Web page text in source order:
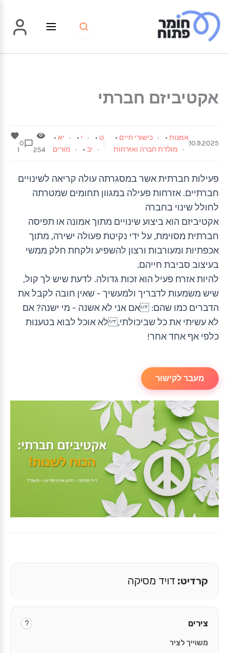
לתוכן
אקטיביזם חברתי
10.9.2025
אמנות• כישורי חיים •
מולדת חברה ואזרחות
ט • י • יא •
יב • מורים 254
0
1
פעילות חברתית אשר במסגרתה עולה קריאה לשינויים
חברתיים. אזרחות פעילה במגוון תחומים שמטרתה
לחולל שינוי בחברה
אקטיביזם הוא ביצוע שינויים מתוך אמונה או תפיסה
חברתית מסוימת, על ידי נקיטת פעולה ישירה, מתוך
אכפתיות ומעורבות ורצון להשפיע ולקחת חלק ממשי
בעיצוב סביבת חייהם.
להיות אזרח פעיל הוא זכות גדולה. לדעת שיש לך קול,
שיש משמעות לדבריך ולמעשיך – שאין חובה לקבל את
הדברים כמו שהם: אם אני לא אשנה – מי ישנה? אם
לא עשיתי את כל שביכולתי, לא אוכל לבוא בטענות
כלפי אף אחד אחר!
מעבר לקישור
קרדיט: דויד מסיקה
צירים ?
משוייך לציר